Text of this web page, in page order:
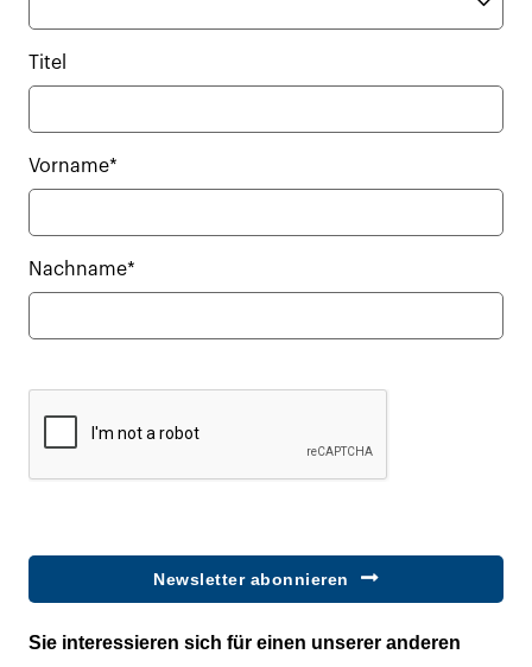
Titel
Vorname*
Nachname*
Newsletter abonnieren
Sie interessieren sich für einen unserer anderen